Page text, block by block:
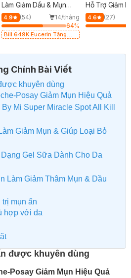
Làm Giảm Dầu & Mụn
40ml
4.9 (54)
14/tháng
64%
Bill 649K Eucerin Tặng
Hỗ Trợ Giảm
4.6 (27)
Chính Bài Viết
khuyên dùng
Posay Giảm Mụn Hiệu Quả
Mi Super Miracle Spot All Kill
Giảm Mụn & Giúp Loại Bỏ
Gel Sữa Dành Cho Da
Làm Giảm Thâm Mụn & Dầu
trị mụn ẩn
hợp với da
được khuyên dùng
Posay Giảm Mụn Hiệu Quả